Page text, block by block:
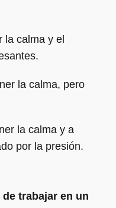
calma y el
la calma, pero
la calma y a
por la presión.
trabajar en un